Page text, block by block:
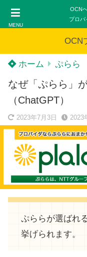
MENU
OCN
プロバ
OCN
ホーム ぷらら
なぜ「ぷらら」
（ChatGPT）
2023年7月3日 2023
ぷららが選ばれ
挙げられます。